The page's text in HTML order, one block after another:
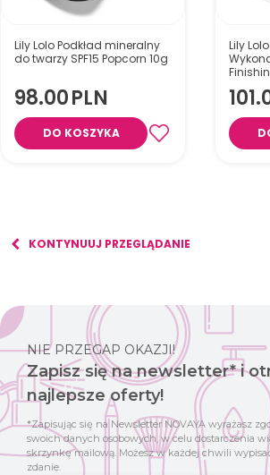
Lily Lolo Podkład mineralny
do twarzy SPF15 Popcorn 10g
98.00PLN
DO KOSZYKA
Lily
KONTYNUUJ PRZEGLĄDANIE
NIE PRZEGAP OKAZJI!
Zapisz się na newsletter* i
najlepsze oferty!
*Zapisując się na Newsletter NOVAYA wyrażasz
swoich danych osobowych, w celu dostarczenia
skrzynkę mailową. Możesz w każdej chwili
zdanie.